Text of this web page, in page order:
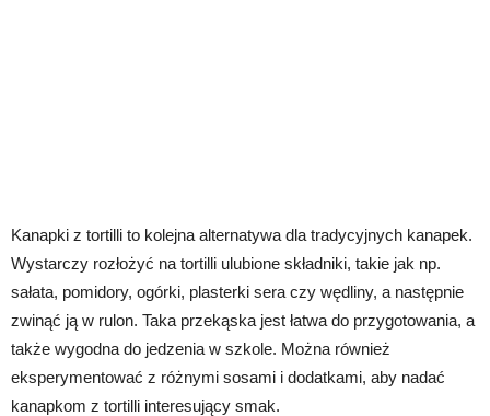
Kanapki z tortilli to kolejna alternatywa dla tradycyjnych kanapek.
Wystarczy rozłożyć na tortilli ulubione składniki, takie jak np.
sałata, pomidory, ogórki, plasterki sera czy wędliny, a następnie
zwinąć ją w rulon. Taka przekąska jest łatwa do przygotowania, a
także wygodna do jedzenia w szkole. Można również
eksperymentować z różnymi sosami i dodatkami, aby nadać
kanapkom z tortilli interesujący smak.